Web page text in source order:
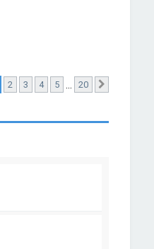
sur 20
2 3 4 5 20